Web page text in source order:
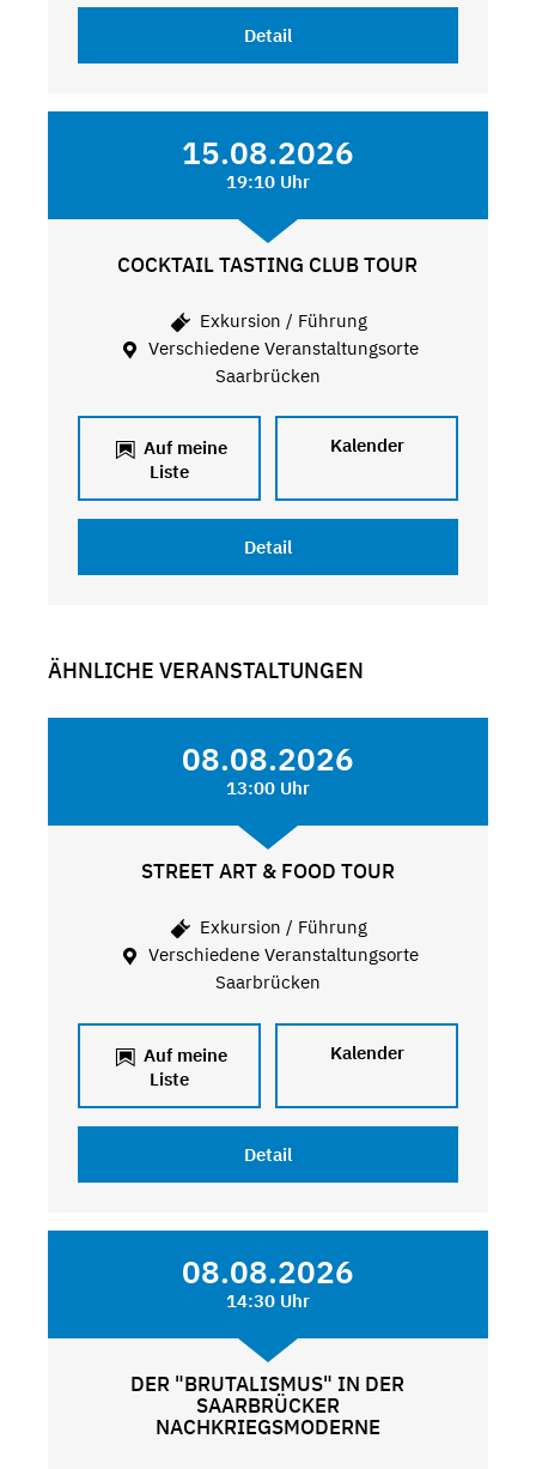
Detail
15.08.2026
19:10 Uhr
COCKTAIL TASTING CLUB TOUR
Exkursion / Führung
Verschiedene Veranstaltungsorte
Saarbrücken
Auf meine
Liste
Kalender
Detail
ÄHNLICHE VERANSTALTUNGEN
08.08.2026
13:00 Uhr
STREET ART & FOOD TOUR
Exkursion / Führung
Verschiedene Veranstaltungsorte
Saarbrücken
Auf meine
Liste
Kalender
Detail
08.08.2026
14:30 Uhr
DER "BRUTALISMUS" IN DER
SAARBRÜCKER
NACHKRIEGSMODERNE